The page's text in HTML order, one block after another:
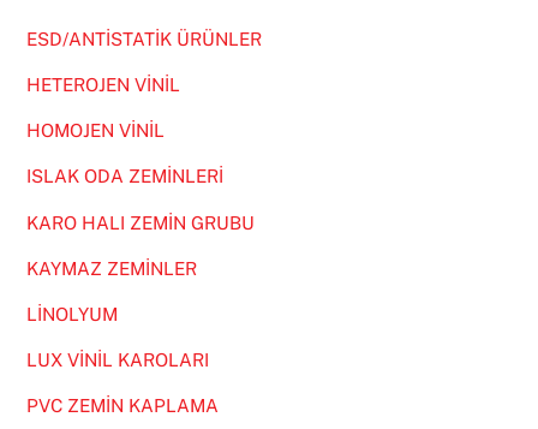
ESD/ANTİSTATİK ÜRÜNLER
HETEROJEN VİNİL
HOMOJEN VİNİL
ISLAK ODA ZEMİNLERİ
KARO HALI ZEMİN GRUBU
KAYMAZ ZEMİNLER
LİNOLYUM
LUX VİNİL KAROLARI
PVC ZEMİN KAPLAMA